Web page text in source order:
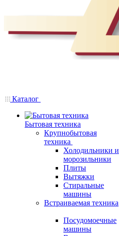
Каталог
Бытовая техника
Крупнобытовая
техника
Холодильники и
морозильники
Плиты
Вытяжки
Стиральные
машины
Встраиваемая техника
Посудомоечные
машины